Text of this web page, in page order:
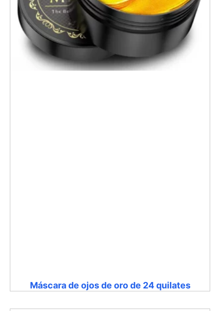
Máscara de ojos de oro de 24 quilates